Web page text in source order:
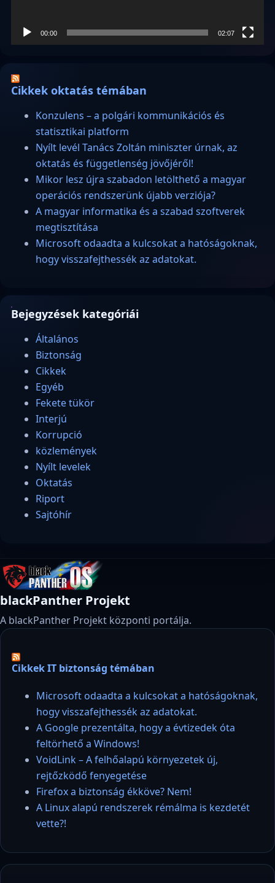
00:00 02:07
Cikkek oktatás témában
Konzulens – a polgári kommunikációs és
statisztikai platform
Nyílt levél Tanács Zoltán miniszter úrnak, az
oktatás és függetlenség jövőjéről!
Mikor lesz újra szabadon letölthető a magyar
operációs rendszerünk újabb verziója?
A magyar informatika és a szabad szoftverek
megtisztítása
Microsoft odaadta a kulcsokat a hatóságoknak,
hogy visszafejthessék az adatokat.
Bejegyzések kategóriái
Általános
Biztonság
Cikkek
Egyéb
Fekete tükör
Interjú
Korrupció
közlemények
Nyílt levelek
Oktatás
Riport
Sajtóhír
blackPanther Projekt
A blackPanther Projekt központi portálja.
Cikkek IT biztonság témában
Microsoft odaadta a kulcsokat a hatóságoknak,
hogy visszafejthessék az adatokat.
A Google prezentálta, hogy a évtizedek óta
feltörhető a Windows!
VoidLink – A felhőalapú környezetek új,
rejtőzködő fenyegetése
Firefox a biztonság ékköve? Nem!
A Linux alapú rendszerek rémálma is kezdetét
vette?!